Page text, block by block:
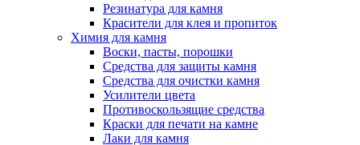
Резинатура для камня
Красители для клея и пропиток
Химия для камня
Воски, пасты, порошки
Средства для защиты камня
Средства для очистки камня
Усилители цвета
Противоскользящие средства
Краски для печати на камне
Лаки для камня